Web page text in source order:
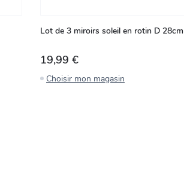
Lot de 3 miroirs soleil en rotin D 28cm
19,99 €
Choisir mon magasin